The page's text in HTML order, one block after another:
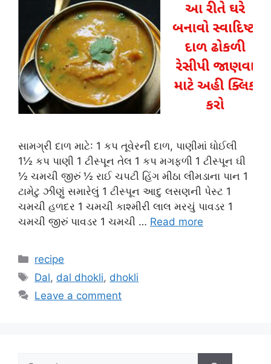
સામગ્રી દાળ માટે: 1 કપ તૂવેરની દાળ, પાણીમાં ધોઈલી
1½ કપ પાણી 1 ટીસ્પૂન તેલ 1 કપ મગફળી 1 ટીસ્પૂન ઘી
½ ચમચી જીરું ½ રાઈ ચપટી હિંગ મીઠા લીમડાના પાન 1
ટામેટુ ઝીણું સમારેલું 1 ટીસ્પૂન આદુ લસણની પેસ્ટ 1
ચમચી હળદર 1 ચમચી કાશ્મીરી લાલ મરચું પાવડર 1
ચમચી જીરું પાવડર 1 ચમચી … Read more
Categories
recipe
Tags
Dal, dal dhokli, dhokli
Leave a comment
Search